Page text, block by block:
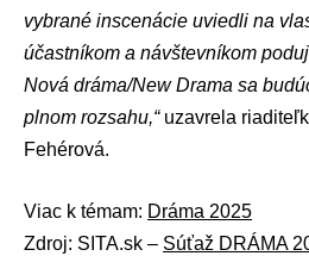
vybrané inscenácie uviedli na
účastníkom a návštevníkom
Nová dráma/New Drama sa
plnom rozsahu,“uzavrela
Fehérová.
Viac k témam: Dráma 2025
Zdroj: SITA.sk – Súťaž DRÁMA